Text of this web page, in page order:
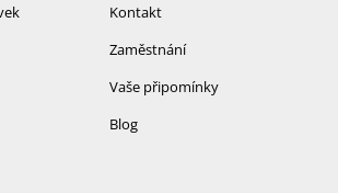
Kontakt
Zaměstnání
Vaše připomínky
Blog